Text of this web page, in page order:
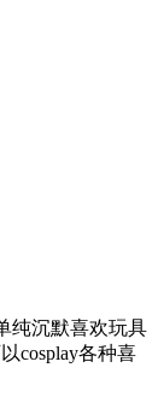
纯沉默喜欢玩具
cosplay各种喜